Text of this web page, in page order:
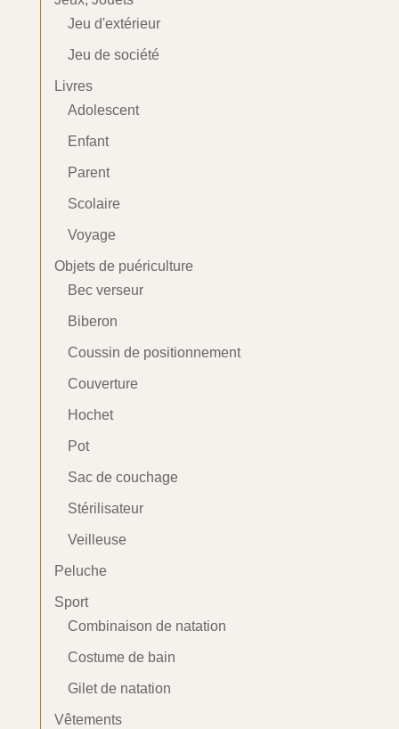
Jeu d'extérieur
Jeu de société
Livres
Adolescent
Enfant
Parent
Scolaire
Voyage
Objets de puériculture
Bec verseur
Biberon
Coussin de positionnement
Couverture
Hochet
Pot
Sac de couchage
Stérilisateur
Veilleuse
Peluche
Sport
Combinaison de natation
Costume de bain
Gilet de natation
Vêtements